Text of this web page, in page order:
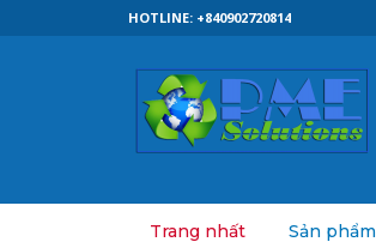
HOTLINE: +840902720814
Trang nhất Sản phẩm